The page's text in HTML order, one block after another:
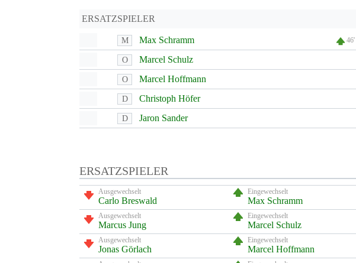
ERSATZSPIELER
M Max Schramm 46'
O Marcel Schulz
O Marcel Hoffmann
D Christoph Höfer
D Jaron Sander
ERSATZSPIELER
Ausgewechselt
Carlo Breswald
Eingewechselt
Max Schramm
Ausgewechselt
Marcus Jung
Eingewechselt
Marcel Schulz
Ausgewechselt
Jonas Görlach
Eingewechselt
Marcel Hoffmann